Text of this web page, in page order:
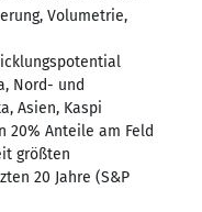
Volumetrie,
Nord- und
Asien, Kaspi
20% Anteile am Feld
größten
20 Jahre (S&P